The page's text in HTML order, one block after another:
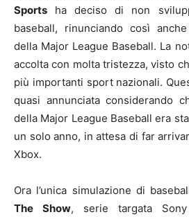
Sports ha deciso di non
baseball, rinunciando così
della Major League Baseball. La
accolta con molta tristezza, visto
più importanti sport nazionali.
quasi annunciata considerando
della Major League Baseball era
un solo anno, in attesa di far
Xbox.
Ora l’unica simulazione di
The Show, serie targata